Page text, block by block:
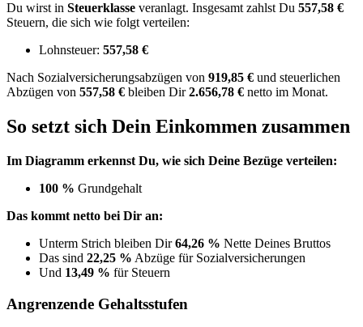
Du wirst in Steuerklasse veranlagt. Insgesamt zahlst Du 557,58 €
Steuern, die sich wie folgt verteilen:
Lohnsteuer: 557,58 €
Nach Sozialversicherungsabzügen von 919,85 € und steuerlichen
Abzügen von 557,58 € bleiben Dir2.656,78 € netto im Monat.
So setzt sich Dein Einkommen zusammen
Im Diagramm erkennst Du, wie sich Deine Bezüge verteilen:
100 % Grundgehalt
Das kommt netto bei Dir an:
Unterm Strich bleiben Dir64,26 % Nette Deines Bruttos
Das sind 22,25 % Abzüge für Sozialversicherungen
Und 13,49 % für Steuern
Angrenzende Gehaltsstufen